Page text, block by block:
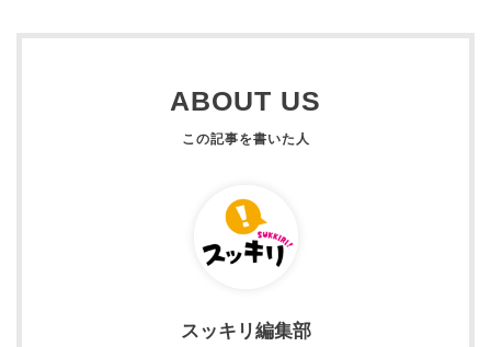
ABOUT US
スッキリ編集部